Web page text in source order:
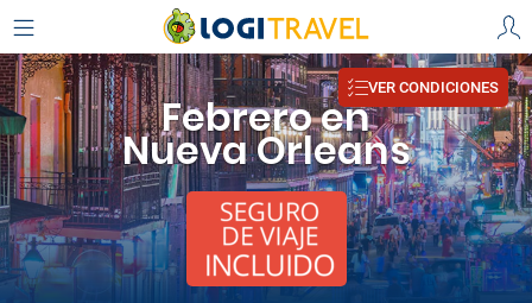
Febrero en
Nueva Orleans
VER CONDICIONES